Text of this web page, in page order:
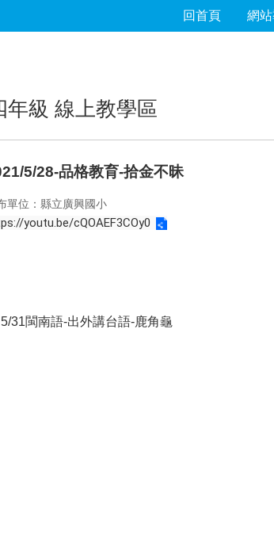
回首頁 網
年級 線上教學區
5/28-品格教育-拾金不昧
單位：縣立廣興國小
youtu.be/cQOAEF3COy0
5/31閩南語-出外講台語-鹿角龜